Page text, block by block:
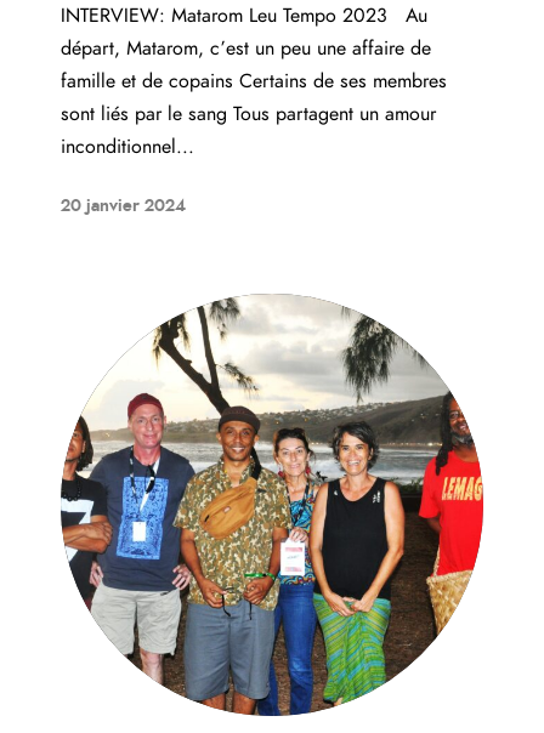
INTERVIEW: Matarom Leu Tempo 2023 Au
départ, Matarom, c’est un peu une affaire de
famille et de copains Certains de ses membres
sont liés par le sang Tous partagent un amour
inconditionnel...
20 janvier 2024